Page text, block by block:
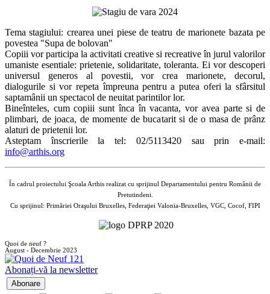
Tema stagiului: crearea unei piese de teatru de marionete bazata pe
povestea "Supa de bolovan"
Copiii vor participa la activitati creative si recreative în jurul valorilor
umaniste esentiale: prietenie, solidaritate, toleranta. Ei vor descoperi
universul generos al povestii, vor crea marionete, decorul,
dialogurile si vor repeta împreuna pentru a putea oferi la sfârsitul
saptamânii un spectacol de neuitat parintilor lor.
Bineînteles, cum copiii sunt înca în vacanta, vor avea parte si de
plimbari, de joaca, de momente de bucatarit si de o masa de prânz
alaturi de prietenii lor.
Asteptam înscrierile la tel: 02/5113420 sau prin e-mail:
info@arthis.org
În cadrul proiectului Şcoala Arthis realizat cu sprijinul Departamentului pentru Românii de
Pretutindeni.
Cu sprijinul: Primăriei Oraşului Bruxelles, Federaţiei Valonia-Bruxelles, VGC, Cocof, FIPI
Quoi de neuf ?
August - Decembrie 2023
Abonați-vă la newsletter